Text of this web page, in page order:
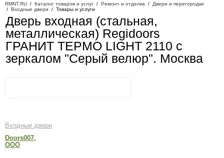
RMNT.RU / Каталог товаров и услуг / Ремонт и отделка / Двери и перегородки
/ Входные двери / Товары и услуги
Дверь входная (стальная,
металлическая) Regidoors
ГРАНИТ ТЕРМО LIGHT 2110 с
зеркалом "Серый велюр". Москва
Входные двери
Doors007,
ООО